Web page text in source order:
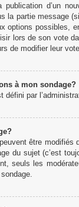
d’un
la partie message
options possibles,
lors de son vote
de modifier leur
à mon sondage?
défini par
être modifiés
du sujet (c’est
seuls les